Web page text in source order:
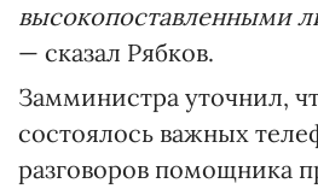
высокопоставленными
— сказал Рябков.
Замминистра уточнил,
состоялось важных
разговоров помощника